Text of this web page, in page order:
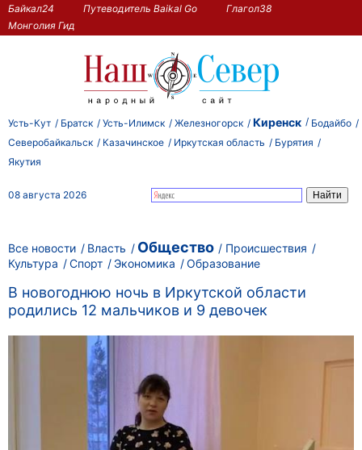
Байкал24 Путеводитель Baikal Go
Глагол38
Монголия Гид
Усть-Кут Братск Усть-Илимск Железногорск Киренск
Бодайбо
Северобайкальск
Казачинское Иркутская область
Бурятия
Якутия
08 августа 2026
Все новости Власть Общество
Происшествия
Культура
Спорт Экономика Образование
В новогоднюю ночь в Иркутской области
родились 12 мальчиков и 9 девочек